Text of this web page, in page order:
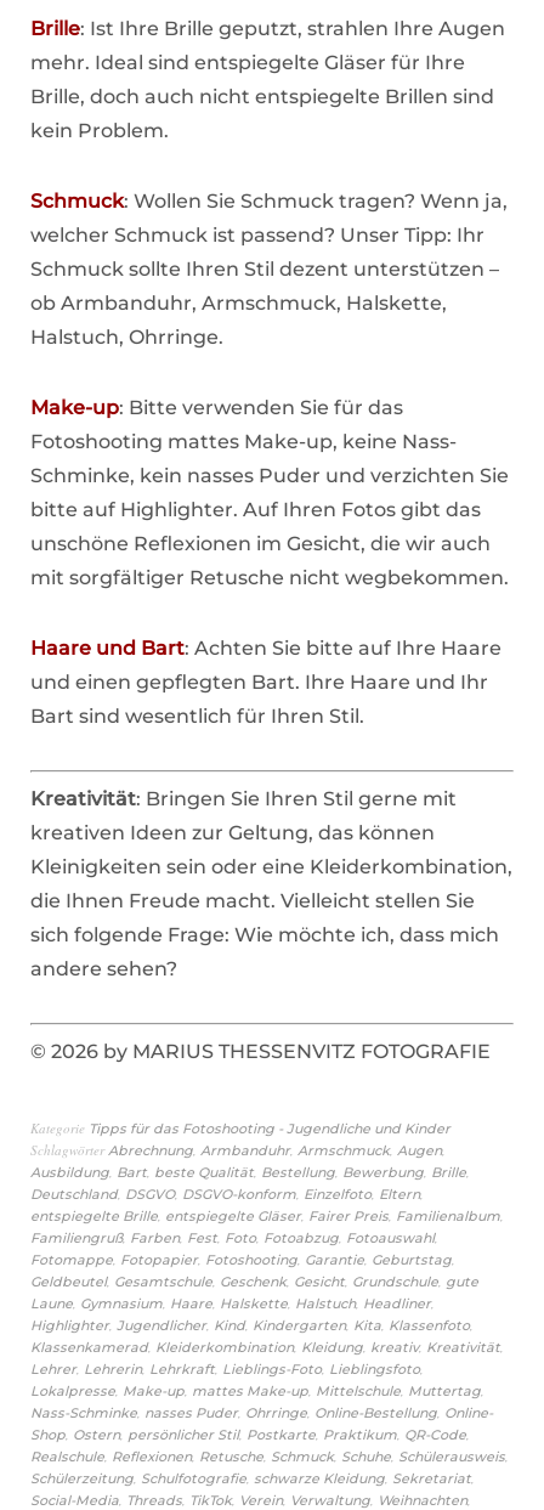
Brille: Ist Ihre Brille geputzt, strahlen Ihre Augen
mehr. Ideal sind entspiegelte Gläser für Ihre
Brille, doch auch nicht entspiegelte Brillen sind
kein Problem.
Schmuck: Wollen Sie Schmuck tragen? Wenn ja,
welcher Schmuck ist passend? Unser Tipp: Ihr
Schmuck sollte Ihren Stil dezent unterstützen –
ob Armbanduhr, Armschmuck, Halskette,
Halstuch, Ohrringe.
Make-up: Bitte verwenden Sie für das
Fotoshooting mattes Make-up, keine Nass-
Schminke, kein nasses Puder und verzichten Sie
bitte auf Highlighter. Auf Ihren Fotos gibt das
unschöne Reflexionen im Gesicht, die wir auch
mit sorgfältiger Retusche nicht wegbekommen.
Haare und Bart: Achten Sie bitte auf Ihre Haare
und einen gepflegten Bart. Ihre Haare und Ihr
Bart sind wesentlich für Ihren Stil.
Kreativität: Bringen Sie Ihren Stil gerne mit
kreativen Ideen zur Geltung, das können
Kleinigkeiten sein oder eine Kleiderkombination,
die Ihnen Freude macht. Vielleicht stellen Sie
sich folgende Frage: Wie möchte ich, dass mich
andere sehen?
© 2026 by MARIUS THESSENVITZ FOTOGRAFIE
Kategorie Tipps für das Fotoshooting - Jugendliche und Kinder
SchlagwörterAbrechnung, Armbanduhr, Armschmuck, Augen,
Ausbildung, Bart, beste Qualität, Bestellung, Bewerbung, Brille,
Deutschland, DSGVO, DSGVO-konform, Einzelfoto, Eltern,
entspiegelte Brille, entspiegelte Gläser, Fairer Preis, Familienalbum,
Familiengruß, Farben, Fest, Foto, Fotoabzug, Fotoauswahl,
Fotomappe, Fotopapier, Fotoshooting, Garantie, Geburtstag,
Geldbeutel, Gesamtschule, Geschenk, Gesicht, Grundschule, gute
Laune, Gymnasium, Haare, Halskette, Halstuch, Headliner,
Highlighter, Jugendlicher, Kind, Kindergarten, Kita, Klassenfoto,
Klassenkamerad, Kleiderkombination, Kleidung, kreativ, Kreativität,
Lehrer, Lehrerin, Lehrkraft, Lieblings-Foto, Lieblingsfoto,
Lokalpresse, Make-up, mattes Make-up, Mittelschule, Muttertag,
Nass-Schminke, nasses Puder, Ohrringe, Online-Bestellung, Online-
Shop, Ostern, persönlicher Stil, Postkarte, Praktikum, QR-Code,
Realschule, Reflexionen, Retusche, Schmuck, Schuhe, Schülerausweis,
Schülerzeitung, Schulfotografie, schwarze Kleidung, Sekretariat,
Social-Media, Threads, TikTok, Verein, Verwaltung, Weihnachten,